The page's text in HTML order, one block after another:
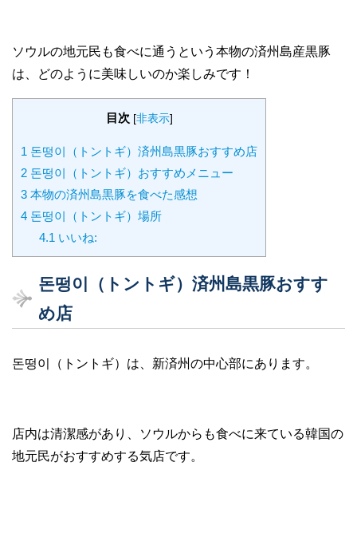
ソウルの地元民も食べに通うという本物の済州島産黒豚
は、どのように美味しいのか楽しみです！
目次 [非表示]
1 돈떵이（トントギ）済州島黒豚おすすめ店
2 돈떵이（トントギ）おすすめメニュー
3 本物の済州島黒豚を食べた感想
4 돈떵이（トントギ）場所
4.1いいね:
돈떵이（トントギ）済州島黒豚おすす
め店
돈떵이（トントギ）は、新済州の中心部にあります。
店内は清潔感があり、ソウルからも食べに来ている韓国の
地元民がおすすめする気店です。